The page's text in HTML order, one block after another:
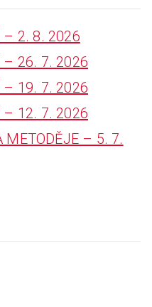
r
– 2. 8. 2026
– 26. 7. 2026
– 19. 7. 2026
– 12. 7. 2026
METODĚJE – 5. 7.